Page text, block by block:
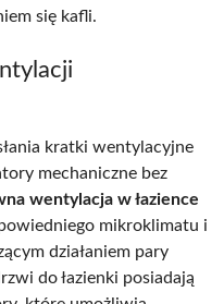
się kafli.
kratki wentylacyjne
mechaniczne bez
wentylacja w łazience
mikroklimatu i
działaniem pary
do łazienki posiadają